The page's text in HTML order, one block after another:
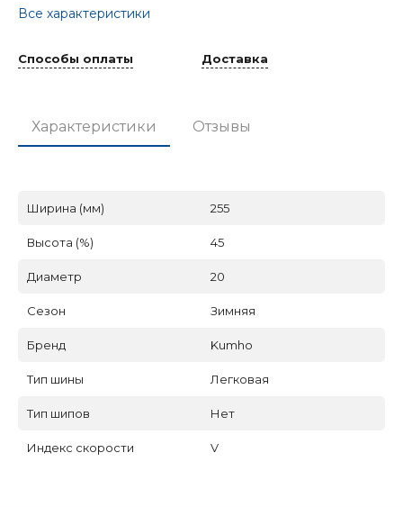
Все характеристики
Способы оплаты Доставка
Характеристики Отзывы
Ширина (мм) 255
Высота (%) 45
Диаметр 20
Сезон Зимняя
Бренд Kumho
Тип шины Легковая
Тип шипов Нет
Индекс скорости V